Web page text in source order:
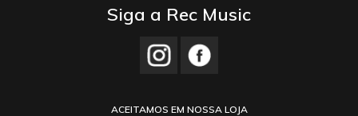
Siga a Rec Music
ACEITAMOS EM NOSSA LOJA